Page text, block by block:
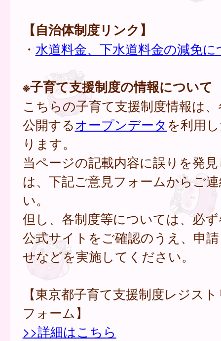
【自治体制度リンク】
・ 水道料金、下水道料金の減免に
※子育て支援制度の情報について
こちらの子育て支援制度情報は
公開するオープンデータ を利用
ります。
当ページの記載内容に誤りを発
は、下記ご意見フォームからご
い。
但し、各制度等については、必
公式サイトをご確認のうえ、申
せなどを実施してください。
【東京都子育て支援制度レジス
フォーム】
>>詳細はこちら